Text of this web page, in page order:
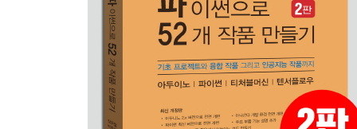
3색 LED 이해하기
인공지능 쉴드 이용하는 방법
부품 이용하여 연결하는 방법
3색 LED의 빨간색 LED 깜빡이기
3색 LED의 빨간색 LED 더 빨리 깜빡이기
3색 LED의 빨간색, 녹색, 파란색 LED 번갈아 켜보